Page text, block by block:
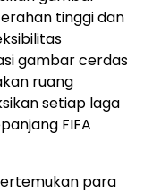
tinggi dan
gambar cerdas
ruang
setiap laga
FIFA
para